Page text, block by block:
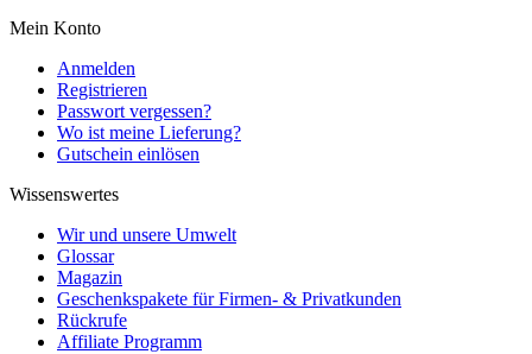
Mein Konto
Anmelden
Registrieren
Passwort vergessen?
Wo ist meine Lieferung?
Gutschein einlösen
Wissenswertes
Wir und unsere Umwelt
Glossar
Magazin
Geschenkspakete für Firmen- & Privatkunden
Rückrufe
Affiliate Programm